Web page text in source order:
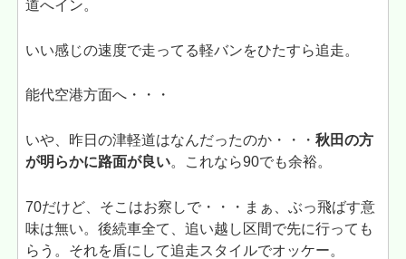
道へイン。
いい感じの速度で走ってる軽バンをひたすら追走。
能代空港方面へ・・・
いや、昨日の津軽道はなんだったのか・・・秋田の方
が明らかに路面が良い。これなら90でも余裕。
70だけど、そこはお察しで・・・まぁ、ぶっ飛ばす意
味は無い。後続車全て、追い越し区間で先に行っても
らう。それを盾にして追走スタイルでオッケー。